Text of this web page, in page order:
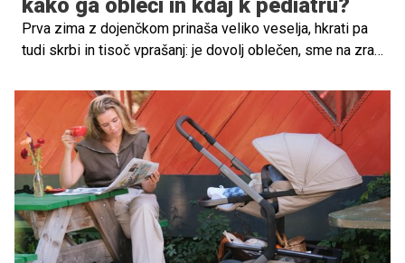
Prva zima z dojenčkom prinaša veliko veselja, hkrati pa
tudi skrbi in tisoč vprašanj: je dovolj oblečen, sme na zrak
kako prezračevati prostore, kakšna naj bo temperatura v
kopalnici, kako pozimi negovati občutljivo dojenčkovo
kožo, ali moram ob prehladu takoj k zdravniku, kaj storiti
ob zamašenem nosku ... Strah, da bi ravnali narobe, je
povsem razumljiv.